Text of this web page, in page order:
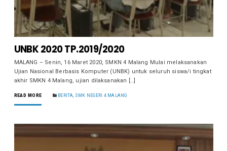
UNBK 2020 TP.2019/2020
MALANG – Senin, 16 Maret 2020, SMKN 4 Malang Mulai melaksanakan
Ujian Nasional Berbasis Komputer (UNBK) untuk seluruh siswa/i tingkat
akhir SMKN 4 Malang, ujian dilaksanakan […]
READ MORE BERITA, SMK NEGERI 4 MALANG